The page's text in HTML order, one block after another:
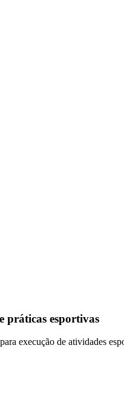
práticas esportivas
execução de atividades